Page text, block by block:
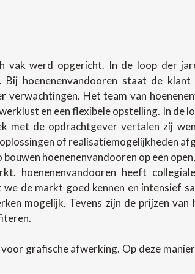
vak werd opgericht. In de loop der
hoenenenvandooren staat de
Het team van
en een flexibele opstelling. In de
met de opdrachtgever vertalen zij
of realisatiemogelijkheden
hoenenenvandooren op een
hoenenenvandooren heeft
de markt goed kennen en intensief
mogelijk. Tevens zijn de prijzen van
grafische afwerking. Op deze